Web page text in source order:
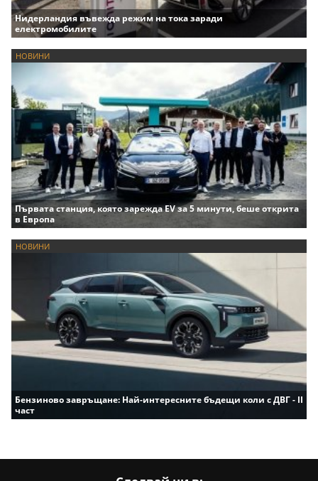
Нидерландия въвежда режим на тока заради
електромобилите
НОВИНИ
Първата станция, която зарежда EV за 5 минути, беше открита
в Европа
НОВИНИ
Бензиново завръщане: Най-интересните бъдещи коли с ДВГ - II
част